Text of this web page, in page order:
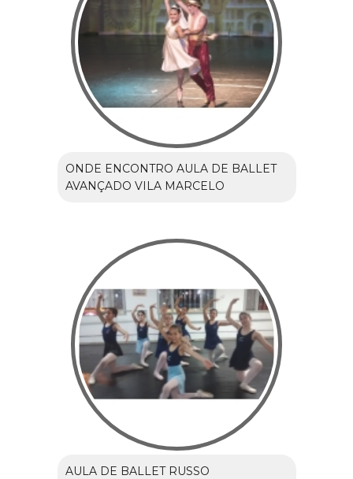
ONDE ENCONTRO AULA DE BALLET
AVANÇADO VILA MARCELO
AULA DE BALLET RUSSO